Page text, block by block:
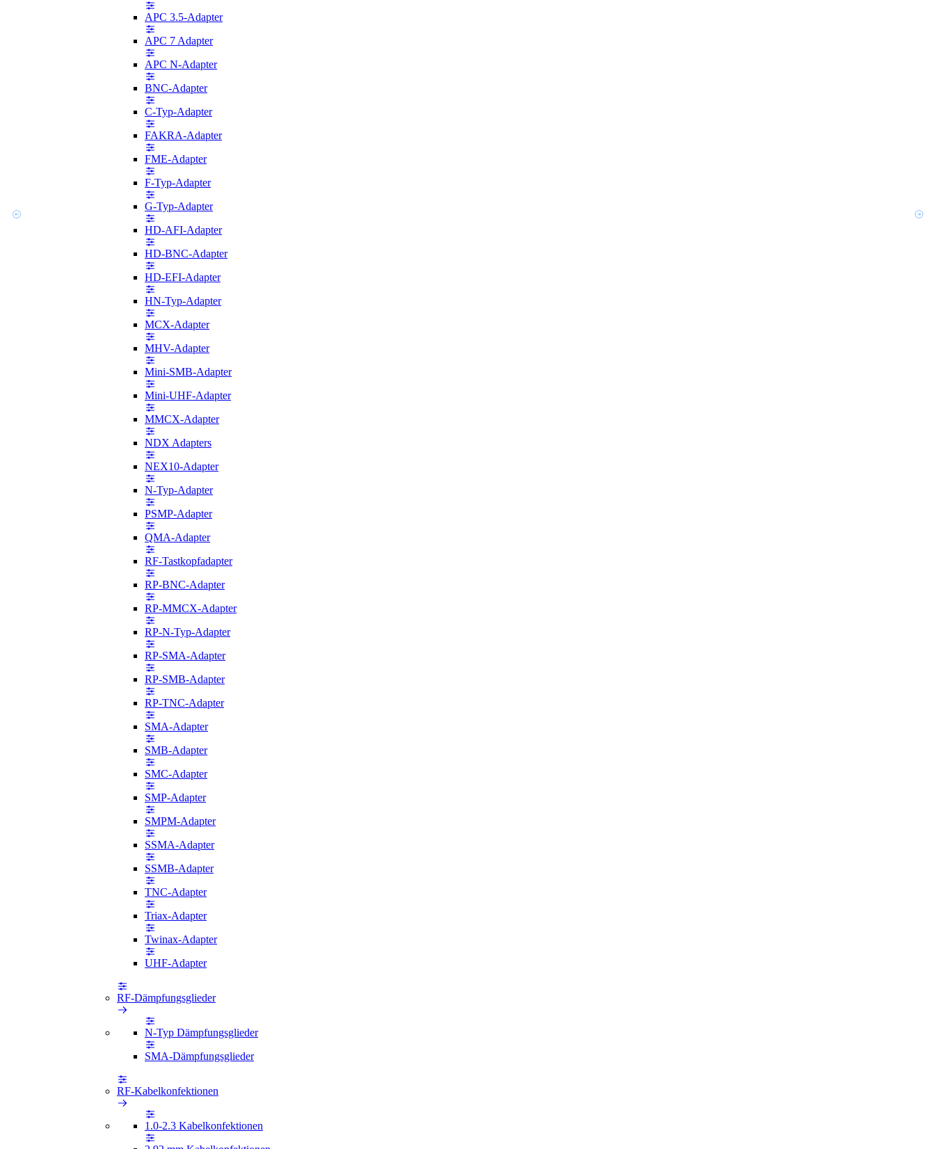
APC 3.5-Adapter
APC 7 Adapter
APC N-Adapter
BNC-Adapter
C-Typ-Adapter
FAKRA-Adapter
FME-Adapter
F-Typ-Adapter
G-Typ-Adapter
HD-AFI-Adapter
HD-BNC-Adapter
HD-EFI-Adapter
HN-Typ-Adapter
MCX-Adapter
MHV-Adapter
Mini-SMB-Adapter
Mini-UHF-Adapter
MMCX-Adapter
NDX Adapters
NEX10-Adapter
N-Typ-Adapter
PSMP-Adapter
QMA-Adapter
RF-Tastkopfadapter
RP-BNC-Adapter
RP-MMCX-Adapter
RP-N-Typ-Adapter
RP-SMA-Adapter
RP-SMB-Adapter
RP-TNC-Adapter
SMA-Adapter
SMB-Adapter
SMC-Adapter
SMP-Adapter
SMPM-Adapter
SSMA-Adapter
SSMB-Adapter
TNC-Adapter
Triax-Adapter
Twinax-Adapter
UHF-Adapter
RF-Dämpfungsglieder
N-Typ Dämpfungsglieder
SMA-Dämpfungsglieder
RF-Kabelkonfektionen
1.0-2.3 Kabelkonfektionen